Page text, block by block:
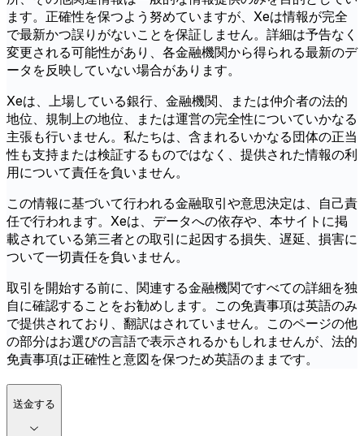
ます。正確性を保つよう努めていますが、Xeは情報が完全
で最新かつ誤りがないことを保証しません。詳細は予告なく
変更される可能性があり、各金融機関から得られる最新のデ
ータを反映していない場合があります。
Xeは、上場している銀行、金融機関、または仲介者の法的
地位、規制上の地位、または運営の完全性についていかなる
主張も行いません。私たちは、含まれるいかなる団体の正当
性も支持または検証するものではなく、提供された情報の利
用について責任を負いません。
この情報に基づいて行われる金融取引や意思決定は、自己責
任で行われます。Xeは、データへの依存や、本サイトに掲
載されている第三者との取引に起因する損失、遅延、損害に
ついて一切責任を負いません。
取引を開始する前に、関連する金融機関ですべての詳細を独
自に確認することをお勧めします。この免責事項は英語のみ
で提供されており、翻訳はされていません。このページの他
の部分はお選びの言語で表示されるかもしれませんが、法的
免責事項は正確性と意図を保つため英語のままです。
送金する